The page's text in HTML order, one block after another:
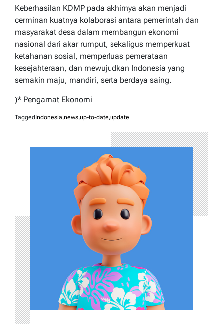
Keberhasilan KDMP pada akhirnya akan menjadi
cerminan kuatnya kolaborasi antara pemerintah dan
masyarakat desa dalam membangun ekonomi
nasional dari akar rumput, sekaligus memperkuat
ketahanan sosial, memperluas pemerataan
kesejahteraan, dan mewujudkan Indonesia yang
semakin maju, mandiri, serta berdaya saing.
)* Pengamat Ekonomi
Tagged Indonesia,news,up-to-date,update